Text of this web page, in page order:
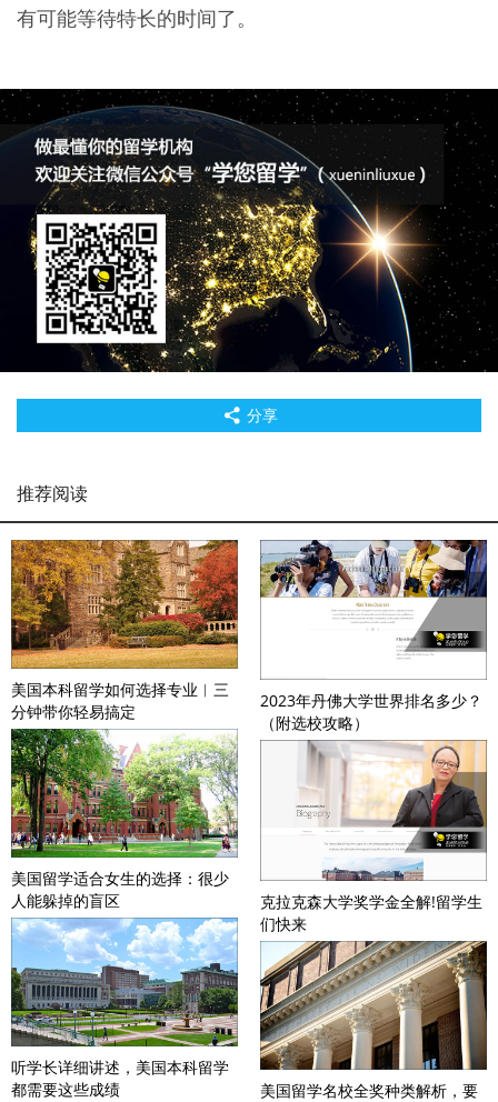
有可能等待特长的时间了。
分享
推荐阅读
美国本科留学如何选择专业︱三
分钟带你轻易搞定
美国留学适合女生的选择：很少
人能躲掉的盲区
听学长详细讲述，美国本科留学
都需要这些成绩
2023年丹佛大学世界排名多少？
（附选校攻略）
克拉克森大学奖学金全解!留学生
们快来
美国留学名校全奖种类解析，要